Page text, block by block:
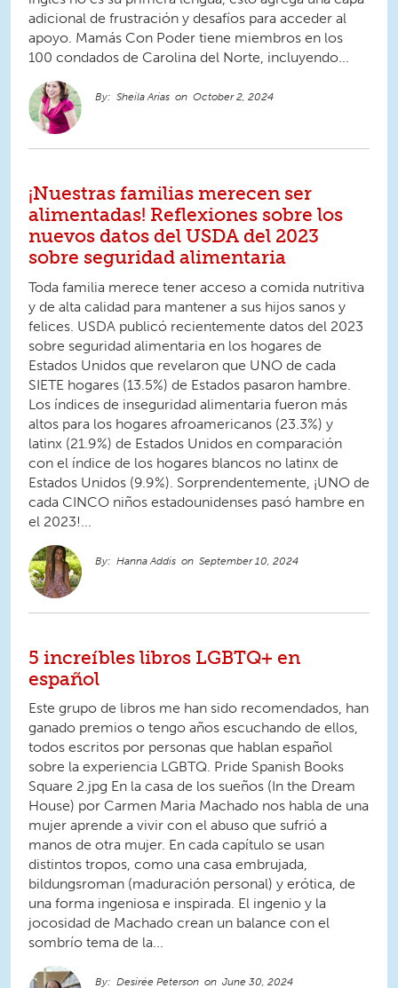
adicional de frustración y desafíos para acceder al
apoyo. Mamás Con Poder tiene miembros en los
100 condados de Carolina del Norte, incluyendo...
Sheila Arias October 2, 2024
¡Nuestras familias merecen ser
alimentadas! Reflexiones sobre los
nuevos datos del USDA del 2023
sobre seguridad alimentaria
Toda familia merece tener acceso a comida nutritiva
y de alta calidad para mantener a sus hijos sanos y
felices. USDA publicó recientemente datos del 2023
sobre seguridad alimentaria en los hogares de
Estados Unidos que revelaron que UNO de cada
SIETE hogares (13.5%) de Estados pasaron hambre.
Los índices de inseguridad alimentaria fueron más
altos para los hogares afroamericanos (23.3%) y
latinx (21.9%) de Estados Unidos en comparación
con el índice de los hogares blancos no latinx de
Estados Unidos (9.9%). Sorprendentemente, ¡UNO de
cada CINCO niños estadounidenses pasó hambre en
el 2023!...
Hanna Addis September 10, 2024
5 increíbles libros LGBTQ+ en
español
Este grupo de libros me han sido recomendados, han
ganado premios o tengo años escuchando de ellos,
todos escritos por personas que hablan español
sobre la experiencia LGBTQ. Pride Spanish Books
Square 2.jpg En la casa de los sueños (In the Dream
House) por Carmen Maria Machado nos habla de una
mujer aprende a vivir con el abuso que sufrió a
manos de otra mujer. En cada capítulo se usan
distintos tropos, como una casa embrujada,
bildungsroman (maduración personal) y erótica, de
una forma ingeniosa e inspirada. El ingenio y la
jocosidad de Machado crean un balance con el
sombrío tema de la...
Desirée Peterson June 30, 2024